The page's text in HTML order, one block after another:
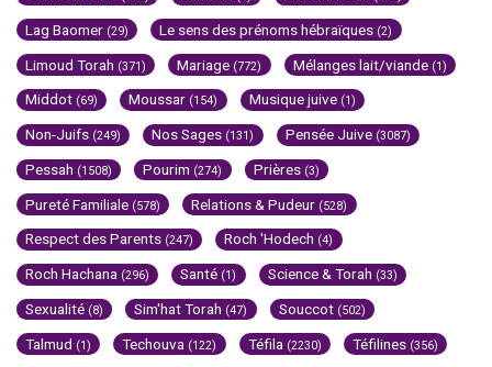
Lag Baomer (29) Le sens des prénoms hébraïques (2)
Limoud Torah (371) Mariage (772) Mélanges lait/viande (1)
Middot (69) Moussar (154) Musique juive (1)
Non-Juifs (249) Nos Sages (131) Pensée Juive (3087)
Pessah (1508) Pourim (274) Prières (3)
Pureté Familiale (578) Relations & Pudeur (528)
Respect des Parents (247) Roch 'Hodech (4)
Roch Hachana (296) Santé (1) Science & Torah (33)
Sexualité (8) Sim'hat Torah (47) Souccot (502)
Talmud (1) Techouva (122) Téfila (2230) Téfilines (356)